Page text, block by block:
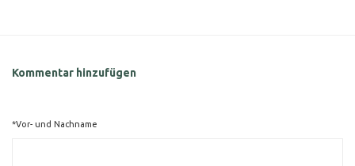
Kommentar hinzufügen
*Vor- und Nachname